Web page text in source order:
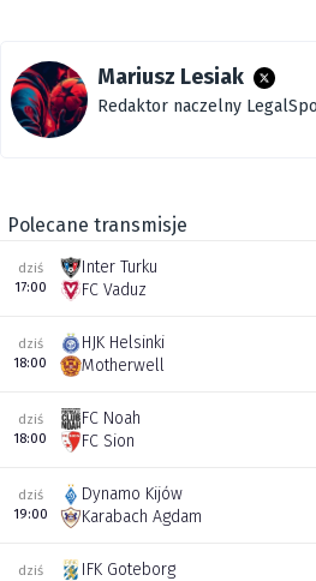
Mariusz Lesiak
Redaktor naczelny
Polecane transmisje
dziś
17:00
Inter Turku
FC Vaduz
dziś
18:00
HJK Helsinki
Motherwell
dziś
18:00
FC Noah
FC Sion
dziś
19:00
Dynamo Kijów
Karabach Agdam
dziś
IFK Goteborg